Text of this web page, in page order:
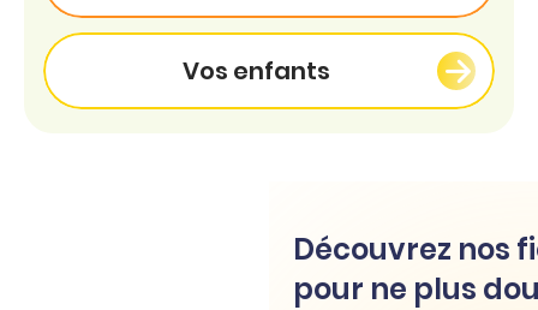
Vos enfants
Découvrez nos
pour ne plus